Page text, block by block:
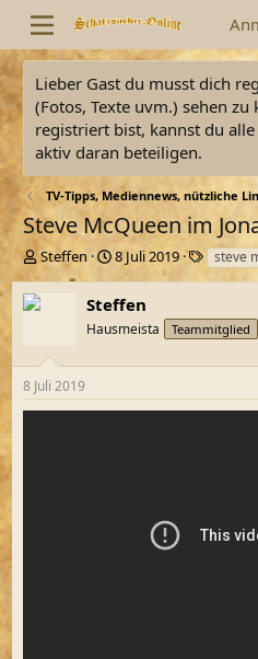
Lieber Gast du musst dich
(Fotos, Texte uvm.) sehen zu
registriert bist, kannst du
aktiv daran beteiligen.
TV-Tipps, Mediennews, nützliche
Steve McQueen im
E
s
t
l
e
r
Steffen
E
s
t
e
l
a
8 Juli 2019
S
c
l
a
w
r
steve
Steffen
Hausmeista Teammitglied
8 Juli 2019